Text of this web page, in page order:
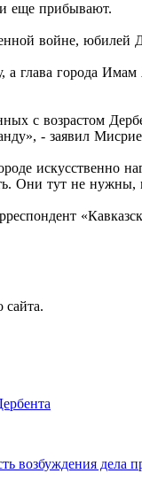
еще прибывают.
войне,
глава города
с возрастом
- заявил
Они тут не
возбуждения дела